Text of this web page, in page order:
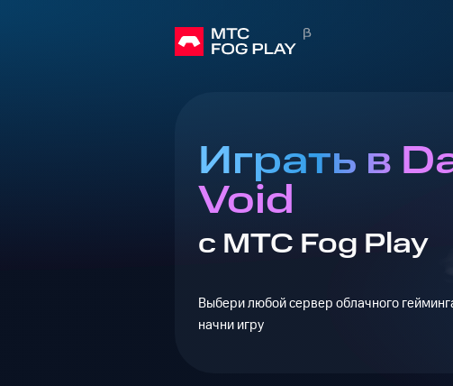
Играть в
Void
с МТС Fog Play
Выбери любой сервер облачного
начни игру